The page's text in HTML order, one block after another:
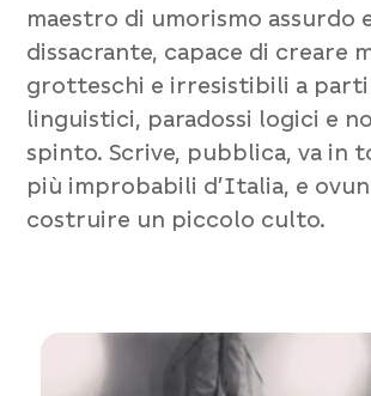
maestro di umorismo assurdo
dissacrante, capace di creare
grotteschi e irresistibili a
linguistici, paradossi logici e
spinto. Scrive, pubblica, va in
più improbabili d’Italia, e
costruire un piccolo culto.